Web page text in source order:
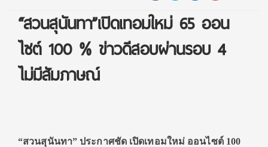
“สวนสุนันทา”เปิดเทอมใหม่ 65 ออน
ไซต์ 100 % ข่าวดีสอบผ่านรอบ 4
ไม่มีสัมภาษณ์
“สวนสุนันทา” ประกาศชัด เปิดเทอมใหม่ ออนไซต์ 100